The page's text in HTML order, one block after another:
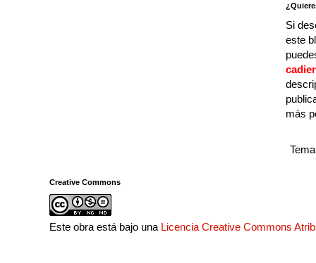
Si
este
más
Creative Commons
Este obra está bajo una Licencia Creative Commons